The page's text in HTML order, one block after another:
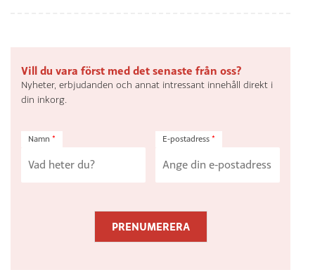
Vill du vara först med det senaste från oss?
Nyheter, erbjudanden och annat intressant innehåll direkt i
din inkorg.
Namn * E-postadress *
PRENUMERERA